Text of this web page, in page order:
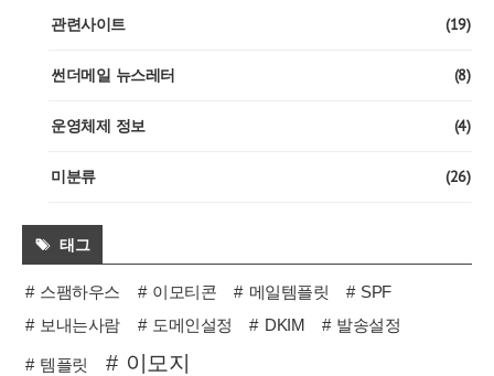
관련사이트 (19)
썬더메일 뉴스레터 (8)
운영체제 정보 (4)
미분류 (26)
태그
스팸하우스 이모티콘 메일템플릿
SPF
보내는사람
도메인설정 DKIM 발송설정
템플릿 이모지